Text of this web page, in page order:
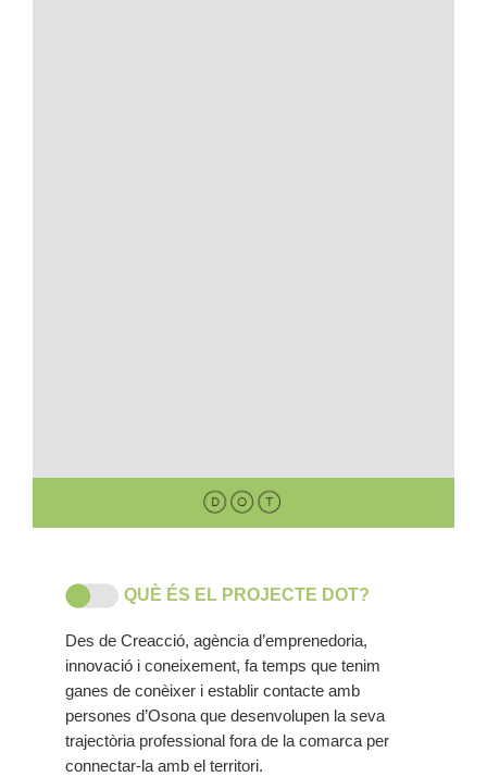
QUÈ ÉS EL PROJECTE DOT?
Des de Creacció, agència d’emprenedoria,
innovació i coneixement, fa temps que tenim
ganes de conèixer i establir contacte amb
persones d’Osona que desenvolupen la seva
trajectòria professional fora de la comarca per
connectar-la amb el territori.